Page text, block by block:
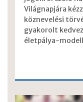
Világnapjára
köznevelési
gyakorolt
életpálya-